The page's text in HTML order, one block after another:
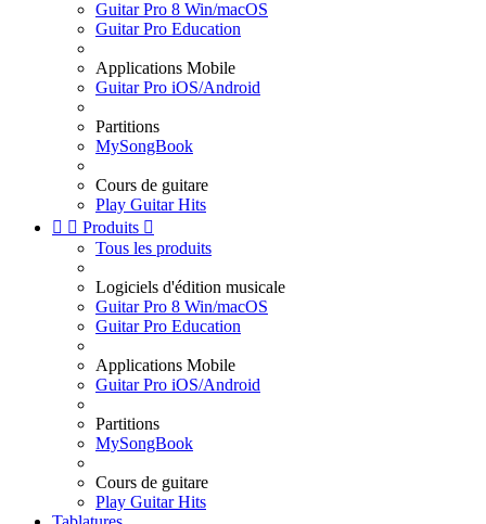
Guitar Pro 8 Win/macOS
Guitar Pro Education
Applications Mobile
Guitar Pro iOS/Android
Partitions
MySongBook
Cours de guitare
Play Guitar Hits
  Produits 
Tous les produits
Logiciels d'édition musicale
Guitar Pro 8 Win/macOS
Guitar Pro Education
Applications Mobile
Guitar Pro iOS/Android
Partitions
MySongBook
Cours de guitare
Play Guitar Hits